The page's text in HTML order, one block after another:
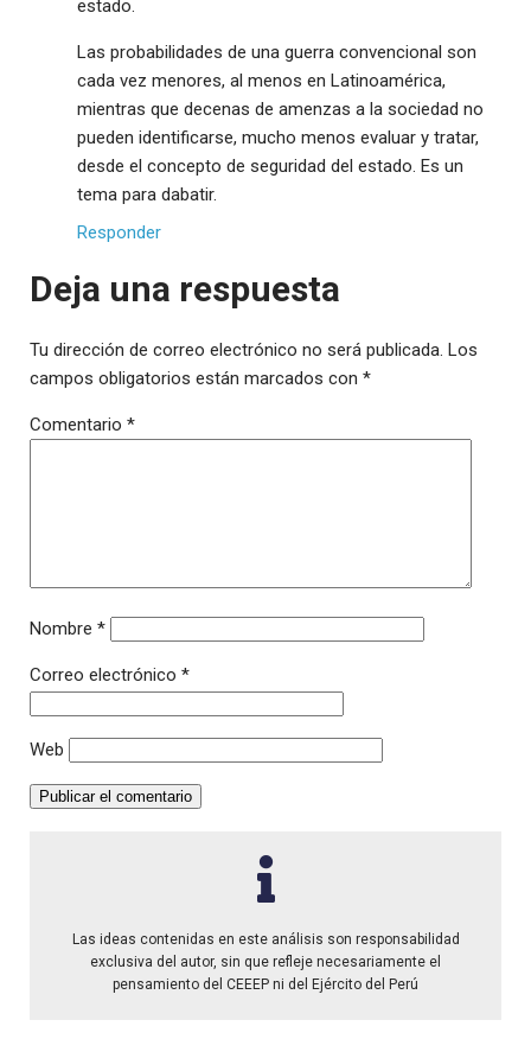
estado.
Las probabilidades de una guerra convencional son
cada vez menores, al menos en Latinoamérica,
mientras que decenas de amenzas a la sociedad no
pueden identificarse, mucho menos evaluar y tratar,
desde el concepto de seguridad del estado. Es un
tema para dabatir.
Responder
Deja una respuesta
Tu dirección de correo electrónico no será publicada. Los
campos obligatorios están marcados con *
Comentario *
Nombre *
Correo electrónico *
Web
Las ideas contenidas en este análisis son responsabilidad
exclusiva del autor, sin que refleje necesariamente el
pensamiento del CEEEP ni del Ejército del Perú